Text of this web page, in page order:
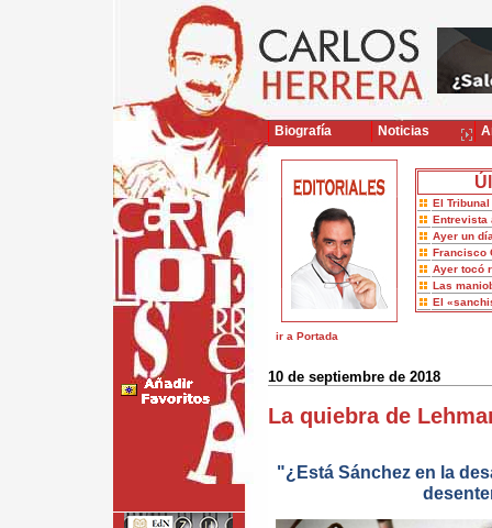
El
Entrevista
Ayer un
Francisco
Ayer tocó
Las
El
ir a Portada
10 de septiembre de 2018
La quiebra de
"¿Está Sánchez en la
Biografía Noticias